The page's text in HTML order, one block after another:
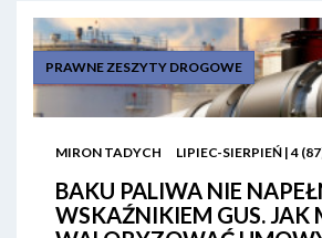
PRAWNE ZESZYTY DROGOWE
MIRON TADYCH LIPIEC-SIERPIEŃ | 4
BAKU PALIWA NIE
WSKAŹNIKIEM GUS. JAK